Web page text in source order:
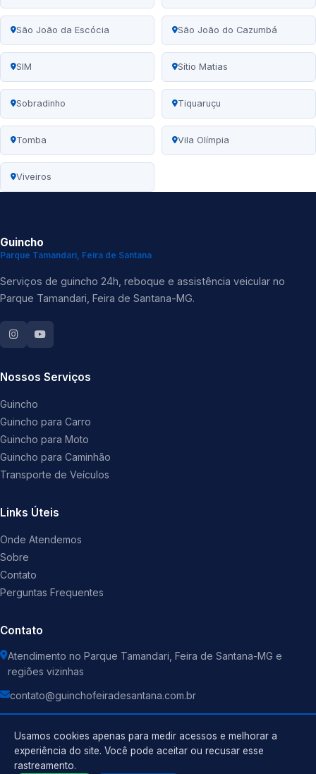
São João da Escócia São João do Cazumbá
SIM Sítio Matias
Sobradinho Tiquaruçu
Tomba Vila Olímpia
Viveiros
Guincho
Parque Tamandari, Feira de Santana
Serviços de guincho 24h, reboque e assistência veicular no
Parque Tamandari, Feira de Santana-MG.
Nossos Serviços
Guincho
Guincho para Carro
Guincho para Moto
Guincho para Caminhão
Transporte de Veículos
Links Úteis
Onde Atendemos
Sobre
Contato
Perguntas Frequentes
Contato
Atendimento no Parque Tamandari, Feira de Santana-MG e
regiões vizinhas
contato@guinchofeiradesantana.com.br
Usamos cookies apenas para medir acessos e melhorar a
experiência do site. Você pode aceitar ou recusar esse
rastreamento.